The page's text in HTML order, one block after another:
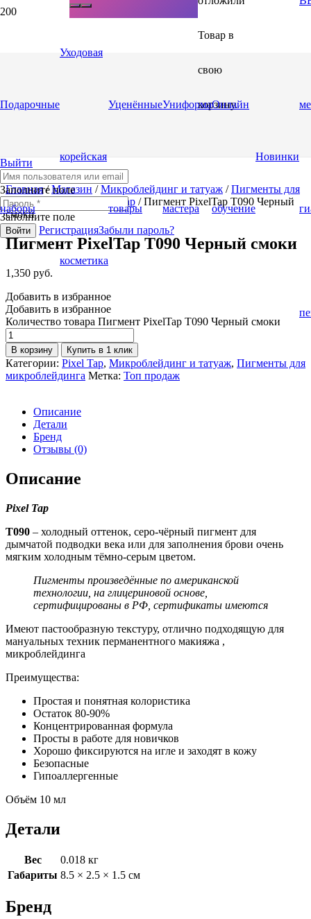
Товар в
свою
корзину.
Подарочные
наборы
Уходовая
корейская
косметика
Уценённые
товары
Униформа
мастера
Онлайн
обучение
Новинки
Выйти
Заполните поле
Заполните поле
Войти РегистрацияЗабыли пароль?
Главная/Магазин /Микроблейдинг и татуаж /Пигменты для
микроблейдинга
Pixel Tap / Пигмент PixelTap Т090 Черный
смоки
Пигмент PixelTap Т090 Черный смоки
1,350 руб.
Добавить в избранное
Добавить в избранное
Количество товара Пигмент PixelTap Т090 Черный смоки
В корзину Купить в 1 клик
Категории: Pixel Tap, Микроблейдинг и татуаж, Пигменты для
микроблейдинга Метка: Топ продаж
Описание
Детали
Бренд
Отзывы (0)
Описание
Pixel Tap
Т090 – холодный оттенок, серо-чёрный пигмент для
дымчатой подводки века или для заполнения брови очень
мягким холодным тёмно-серым цветом.
Пигменты произведённые по американской
технологии, на глицериновой основе,
сертифицированы в РФ, сертификаты имеются
Имеют пастообразную текстуру, отлично подходящую для
мануальных техник перманентного макияжа ,
микроблейдинга
Преимущества:
Простая и понятная колористика
Остаток 80-90%
Концентрированная формула
Просты в работе для новичков
Хорошо фиксируются на игле и заходят в кожу
Безопасные
Гипоаллергенные
Объём 10 мл
Детали
Вес
0.018 кг
Габариты 8.5 × 2.5 × 1.5 см
Бренд